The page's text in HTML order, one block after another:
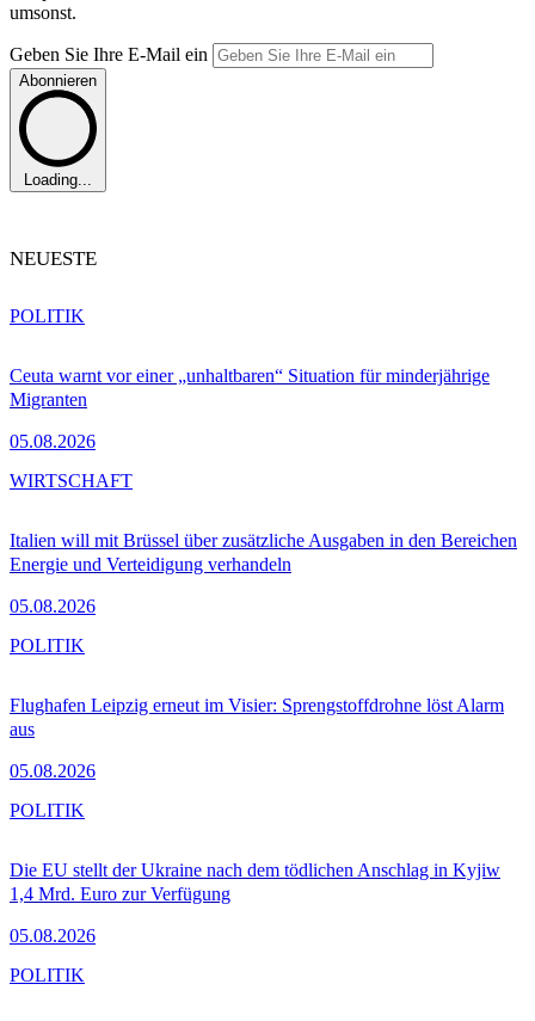
umsonst.
Geben Sie Ihre E-Mail ein
Abonnieren
Loading...
NEUESTE
Ceuta warnt vor einer „unhaltbaren“ Situation für minderjährige
Migranten
05.08.2026
POLITIK
Italien will mit Brüssel über zusätzliche Ausgaben in den Bereichen
Energie und Verteidigung verhandeln
05.08.2026
WIRTSCHAFT
Flughafen Leipzig erneut im Visier: Sprengstoffdrohne löst Alarm
aus
05.08.2026
POLITIK
Die EU stellt der Ukraine nach dem tödlichen Anschlag in Kyjiw
1,4 Mrd. Euro zur Verfügung
05.08.2026
POLITIK
POLITIK